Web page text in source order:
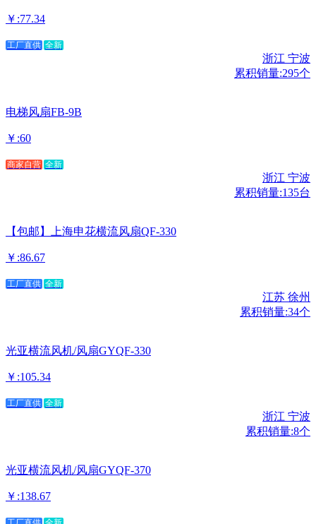
￥:77.34
工厂直供 全新
浙江 宁波
累积销量:295个
电梯风扇FB-9B
￥:60
商家自营 全新
浙江 宁波
累积销量:135台
【包邮】上海申花横流风扇QF-330
￥:86.67
工厂直供 全新
江苏 徐州
累积销量:34个
光亚横流风机/风扇GYQF-330
￥:105.34
工厂直供 全新
浙江 宁波
累积销量:8个
光亚横流风机/风扇GYQF-370
￥:138.67